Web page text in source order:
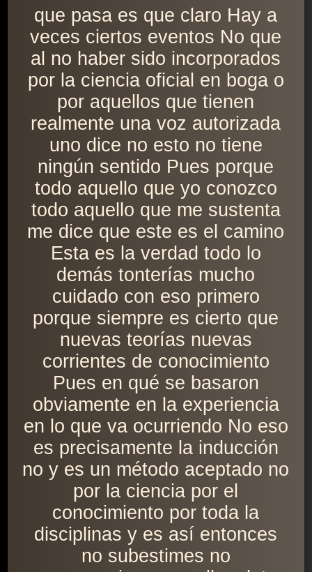
que pasa es que claro Hay a
veces ciertos eventos No que
al no haber sido incorporados
por la ciencia oficial en boga o
por aquellos que tienen
realmente una voz autorizada
uno dice no esto no tiene
ningún sentido Pues porque
todo aquello que yo conozco
todo aquello que me sustenta
me dice que este es el camino
Esta es la verdad todo lo
demás tonterías mucho
cuidado con eso primero
porque siempre es cierto que
nuevas teorías nuevas
corrientes de conocimiento
Pues en qué se basaron
obviamente en la experiencia
en lo que va ocurriendo No eso
es precisamente la inducción
no y es un método aceptado no
por la ciencia por el
conocimiento por toda la
disciplinas y es así entonces
no subestimes no